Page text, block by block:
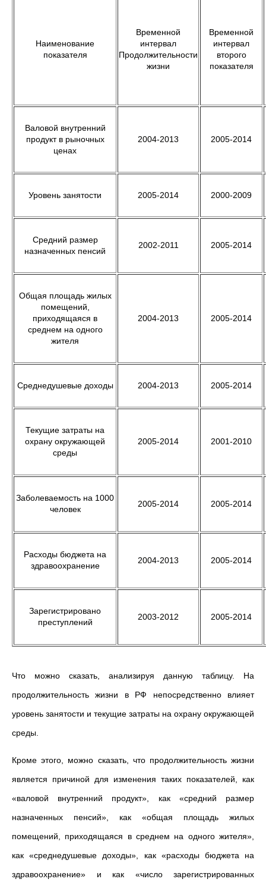
Наименование
показателя
Временной
интервал
Продолжительности
жизни
Временной
интервал
второго
показателя
Валовой внутренний
продукт в рыночных
ценах
2004-2013 2005-2014
Уровень занятости 2005-2014 2000-2009
Средний размер
назначенных пенсий
2002-2011 2005-2014
Общая площадь жилых
помещений,
приходящаяся в
среднем на одного
жителя
2004-2013 2005-2014
Среднедушевые доходы 2004-2013 2005-2014
Текущие затраты на
охрану окружающей
среды
2005-2014 2001-2010
Заболеваемость на 1000
человек
2005-2014 2005-2014
Расходы бюджета на
здравоохранение
2004-2013 2005-2014
Зарегистрировано
преступлений
2003-2012 2005-2014
Что можно сказать, анализируя данную таблицу. На
продолжительность жизни в РФ непосредственно влияет
уровень занятости и текущие затраты на охрану окружающей
среды.
Кроме этого, можно сказать, что продолжительность жизни
является причиной для изменения таких показателей, как
«валовой внутренний продукт», как «средний размер
назначенных пенсий», как «общая площадь жилых
помещений, приходящаяся в среднем на одного жителя»,
как «среднедушевые доходы», как «расходы бюджета на
здравоохранение» и как «число зарегистрированных